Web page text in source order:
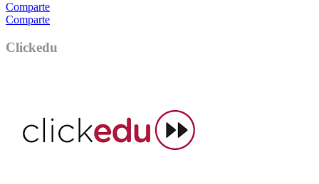
Comparte
Comparte
Clickedu